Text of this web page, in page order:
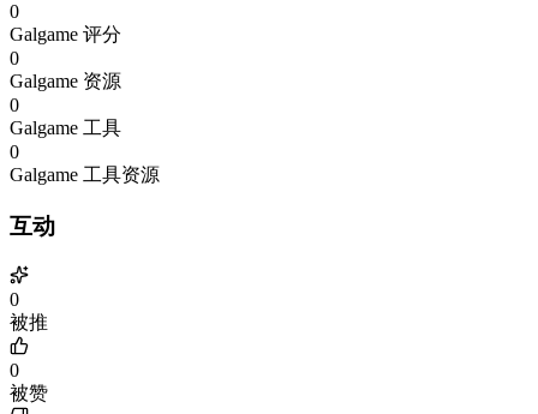
0
Galgame 评分
0
Galgame 资源
0
Galgame 工具
0
Galgame 工具资源
互动
0
被推
0
被赞